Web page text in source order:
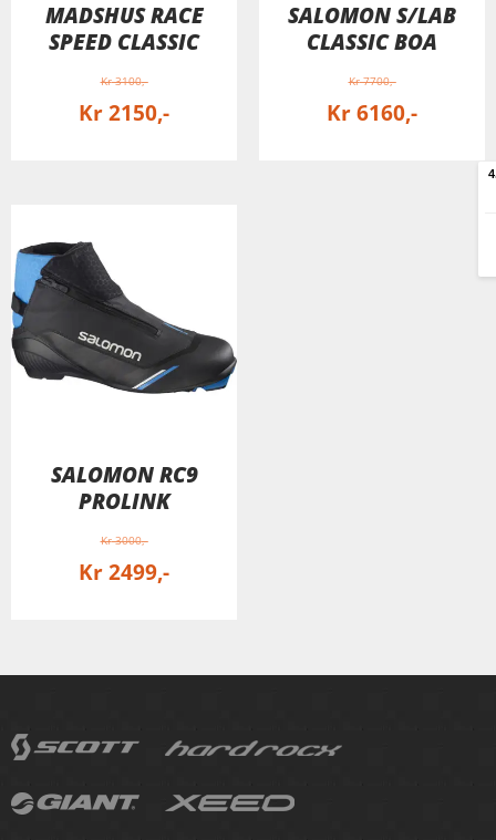
MADSHUS RACE
SPEED CLASSIC
Kr3100
Kr2150
SALOMON S/LAB
CLASSIC BOA
Kr7700
Kr6160
SALOMON RC9
PROLINK
Kr3000
Kr2499